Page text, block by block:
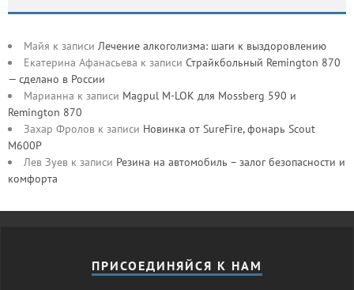
Майя к записи Лечение алкоголизма: шаги к выздоровлению
Екатерина Афанасьева к записи Страйкбольный Remington 870
— сделано в России
Марианна к записи Magpul M-LOK для Mossberg 590 и
Remington 870
Захар Фролов к записи Новинка от SureFire, фонарь Scout
M600P
Лев Зуев к записи Резина на автомобиль – залог безопасности и
комфорта
ПРИСОЕДИНЯЙСЯ К НАМ